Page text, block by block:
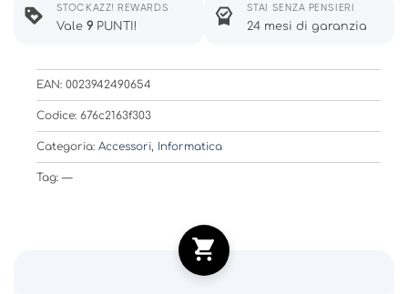
STOCKAZZ! REWARDS
Vale 9 PUNTI!
STAI SENZA PENSIERI
24 mesi di garanzia
EAN: 0023942490654
Codice: 676c2163f303
Categoria: Accessori, Informatica
Tag: —